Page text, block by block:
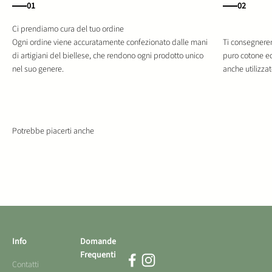
01
Ogni ordine viene accuratamente confezionato dalle mani
di artigiani del biellese, che rendono ogni prodotto unico
nel suo genere.
02
Ti
puro cotone
anche
Info
Contatti
Domande
Frequenti